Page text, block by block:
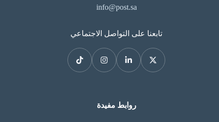
info@post.sa
تابعنا على التواصل الاجتماعي
روابط مفيدة